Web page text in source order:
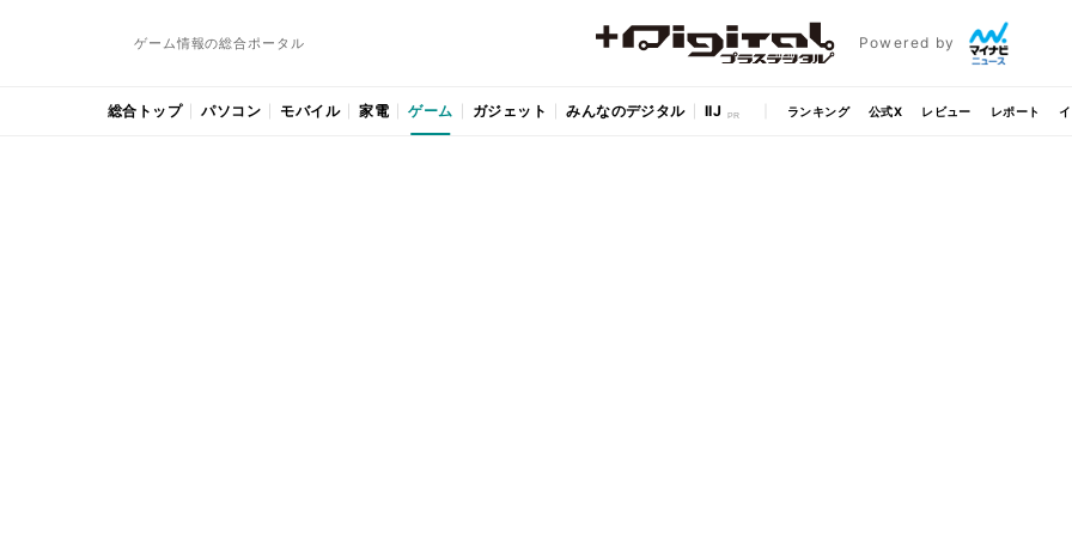
ゲーム情報の総合ポータル Powered by
総合トップ パソコン モバイル 家電 ゲーム ガジェット みんなのデジタル IIJ ランキング 公式X レビュー レポート